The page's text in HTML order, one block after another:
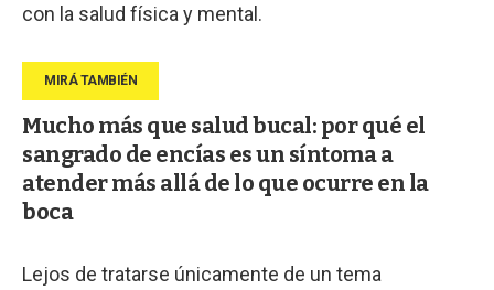
con la salud física y mental.
Mucho más que salud bucal: por qué el
sangrado de encías es un síntoma a
atender más allá de lo que ocurre en la
boca
Lejos de tratarse únicamente de un tema